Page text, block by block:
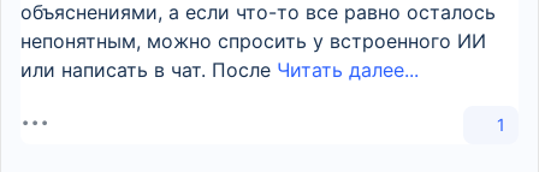
объяснениями, а если что-то все равно осталось
непонятным, можно спросить у встроенного ИИ
или написать в чат. После Читать далее...
1